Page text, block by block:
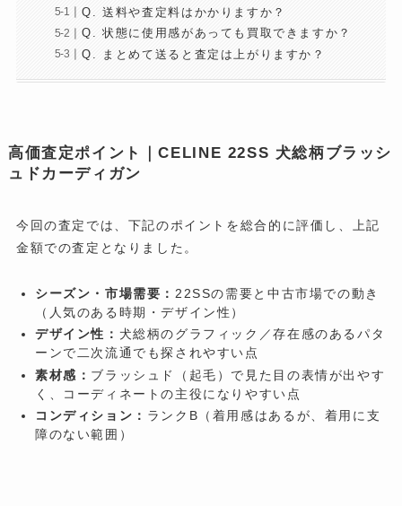
Q. 送料や査定料はかかりますか？
Q. 状態に使用感があっても買取できますか？
Q. まとめて送ると査定は上がりますか？
高価査定ポイント｜CELINE 22SS 犬総柄ブラッシ
ュドカーディガン
今回の査定では、下記のポイントを総合的に評価し、上記
金額での査定となりました。
シーズン・市場需要： 22SSの需要と中古市場での動き
（人気のある時期・デザイン性）
デザイン性： 犬総柄のグラフィック／存在感のあるパタ
ーンで二次流通でも探されやすい点
素材感： ブラッシュド（起毛）で見た目の表情が出やす
く、コーディネートの主役になりやすい点
コンディション： ランクB（着用感はあるが、着用に支
障のない範囲）